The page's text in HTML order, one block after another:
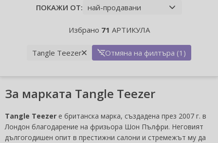
ПОКАЖИ ОТ:
Избрано 71 АРТИКУЛА
Tangle Teezer Отмяна на филтъра (1)
За марката Tangle Teezer
Tangle Teezer е британска марка, създадена през 2007 г. в
Лондон благодарение на фризьора Шон Пълфри. Неговият
дългогодишен опит в престижни салони и стремежът му да